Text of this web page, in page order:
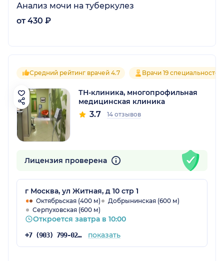
Анализ мочи на туберкулез
от 430 ₽
Средний рейтинг врачей 4.7 Врачи 19 специальностей
ТН-клиника, многопрофильная
медицинская клиника
3.7 14 отзывов
Лицензия проверена
г Москва, ул Житная, д 10 стр 1
Октябрьская (400 м)
Добрынинская (600 м)
Серпуховская (600 м)
Откроется завтра в 10:00
+7 (903) 799-02-06 показать